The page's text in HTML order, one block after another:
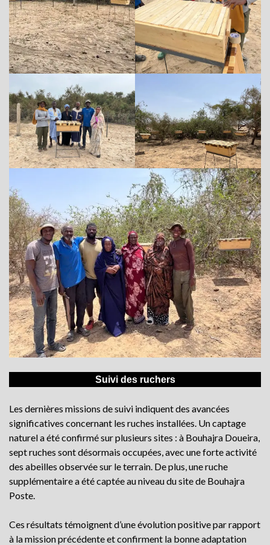
Suivi des ruchers
Les dernières missions de suivi indiquent des avancées
significatives concernant les ruches installées. Un captage
naturel a été confirmé sur plusieurs sites : à Bouhajra Doueira,
sept ruches sont désormais occupées, avec une forte activité
des abeilles observée sur le terrain. De plus, une ruche
supplémentaire a été captée au niveau du site de Bouhajra
Poste.
Ces résultats témoignent d’une évolution positive par rapport
à la mission précédente et confirment la bonne adaptation